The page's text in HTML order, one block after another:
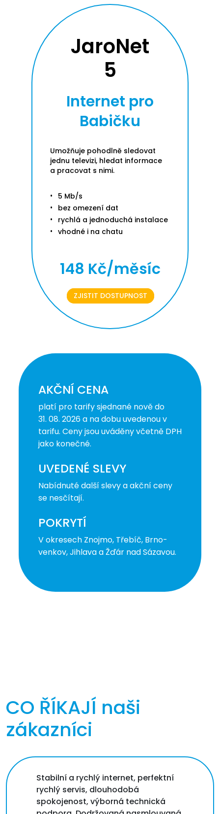
JaroNet
5
Internet pro
Babičku
Umožňuje pohodlně sledovat
jednu televizi, hledat informace
a pracovat s nimi.
5 Mb/s
bez omezení dat
rychlá a jednoduchá instalace
vhodné i na chatu
148 Kč/měsíc
ZJISTIT DOSTUPNOST
AKČNÍ CENA
platí pro tarify sjednané nově do
31. 08. 2026 a na dobu uvedenou v
tarifu. Ceny jsou uváděny včetně DPH
jako konečné.
UVEDENÉ SLEVY
Nabídnuté další slevy a akční ceny
se nesčítají.
POKRYTÍ
V okresech Znojmo, Třebíč, Brno-
venkov, Jihlava a Žďár nad Sázavou.
CO ŘÍKAJÍ naši
zákazníci
Stabilní a rychlý internet, perfektní
rychlý servis, dlouhodobá
spokojenost, výborná technická